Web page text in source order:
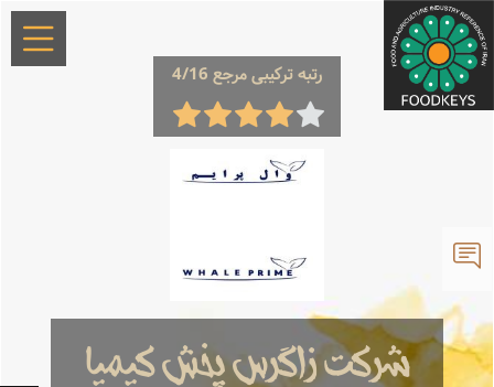
رتبه ترکیبی مرجع 4/16
شرکت زاگرس پخش کیمیا
×
معرفی
تاریخچه